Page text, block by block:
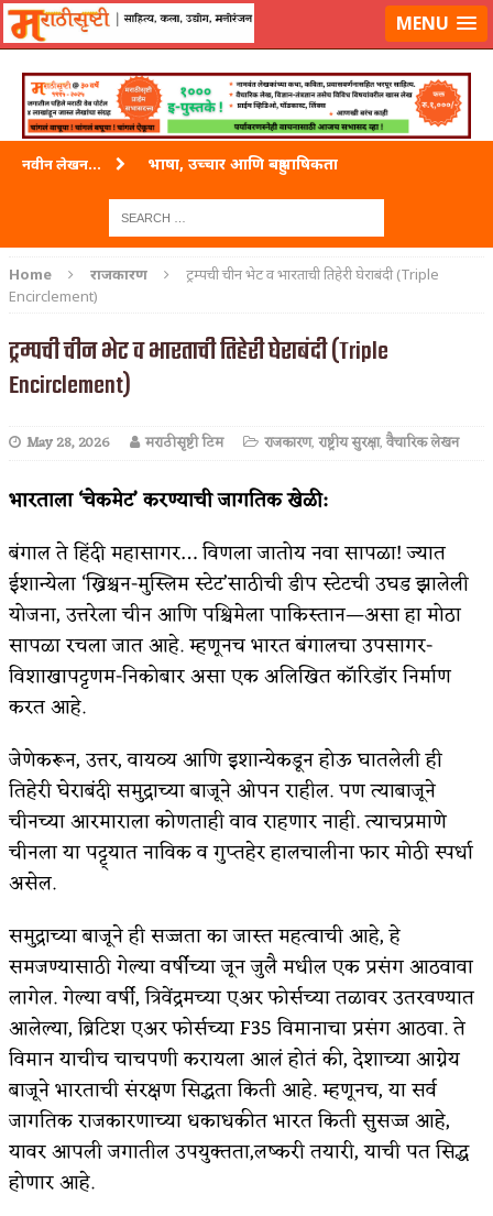
लॉग-इन करा|लेखक नोंदणी कराMENU
नवीन लेखन... भाषा, उच्चार आणि बहुभाषिकता
ताम्र – एक अफलातून धातू (COPPER)
अशी एक कविता लिहू इच्छिते
शपथ
कसं हुईन तं हू माय…
काळजाचे प्रेत
चमकदार चांदी
जोशी
डेंग्यू: ताप उतरला म्हणजे धोका टळला असे नाही!
४ जुलै – इतिहासात घडलेल्या महत्त्वाच्या घटना
‘अर्थ’पूर्ण हास्य
अष्टपैलू : खंडू रांगणेकर
अपूर्ण कथा
बुडीच खटलं – संयुक्त कुटुंब का गरजेचं?
Home राजकारण
ट्रम्पची चीन भेट व भारताची तिहेरी घेराबंदी (Triple
Encirclement)
ट्रम्पची चीन भेट व भारताची तिहेरी घेराबंदी (Triple
Encirclement)
May 28, 2026 मराठीसृष्टी टिम राजकारण,राष्ट्रीय सुरक्षा,वैचारिक लेखन
भारताला ‘चेकमेट’ करण्याची जागतिक खेळी:
बंगाल ते हिंदी महासागर… विणला जातोय नवा सापळा! ज्यात
ईशान्येला ‘ख्रिश्चन-मुस्लिम स्टेट’साठीची डीप स्टेटची उघड झालेली
योजना, उत्तरेला चीन आणि पश्चिमेला पाकिस्तान—असा हा मोठा
सापळा रचला जात आहे. म्हणूनच भारत बंगालचा उपसागर-
विशाखापट्टणम-निकोबार असा एक अलिखित कॉरिडॉर निर्माण
करत आहे.
जेणेकरून, उत्तर, वायव्य आणि इशान्येकडून होऊ घातलेली ही
तिहेरी घेराबंदी समुद्राच्या बाजूने ओपन राहील. पण त्याबाजूने
चीनच्या आरमाराला कोणताही वाव राहणार नाही. त्याचप्रमाणे
चीनला या पट्ट्यात नाविक व गुप्तहेर हालचालीना फार मोठी स्पर्धा
असेल.
समुद्राच्या बाजूने ही सज्जता का जास्त महत्वाची आहे, हे
समजण्यासाठी गेल्या वर्षीच्या जून जुलै मधील एक प्रसंग आठवावा
लागेल. गेल्या वर्षी, त्रिवेंद्रमच्या एअर फोर्सच्या तळावर उतरवण्यात
आलेल्या, ब्रिटिश एअर फोर्सच्या F35 विमानाचा प्रसंग आठवा. ते
विमान याचीच चाचपणी करायला आलं होतं की, देशाच्या आग्नेय
बाजूने भारताची संरक्षण सिद्धता किती आहे. म्हणूनच, या सर्व
जागतिक राजकारणाच्या धकाधकीत भारत किती सुसज्ज आहे,
यावर आपली जगातील उपयुक्तता,लष्करी तयारी, याची पत सिद्ध
होणार आहे.